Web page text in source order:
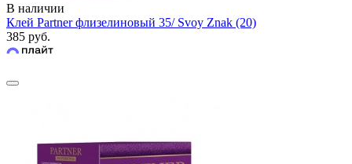
В наличии
Клей Partner флизелиновый 35/ Svoy Znak (20)
385 руб.